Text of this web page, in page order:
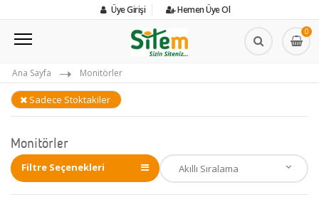
Üye Girişi Hemen Üye Ol
0
Ana Sayfa Monitörler
Sadece Stoktakiler
Monitörler
Filtre Seçenekleri